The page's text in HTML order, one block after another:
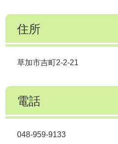
住所
草加市吉町2-2-21
電話
048-959-9133